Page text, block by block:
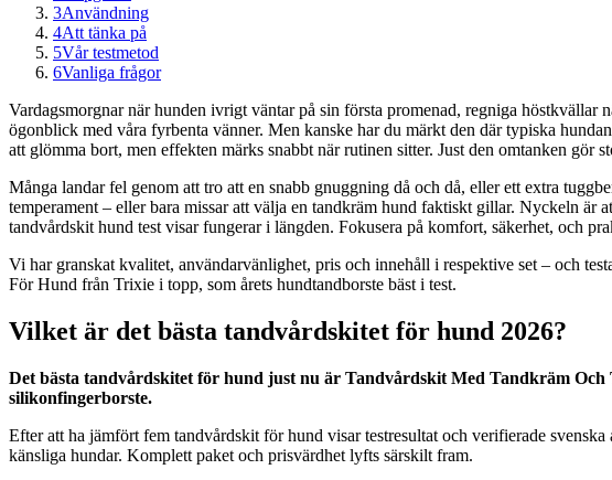
3Användning
4Att tänka på
5Vår testmetod
6Vanliga frågor
Vardagsmorgnar när hunden ivrigt väntar på sin första promenad, regniga
ögonblick med våra fyrbenta vänner. Men kanske har du märkt den där typiska
att glömma bort, men effekten märks snabbt när rutinen sitter. Just den omtanken gör
Många landar fel genom att tro att en snabb gnuggning då och då, eller ett extra
temperament – eller bara missar att välja en tandkräm hund faktiskt gillar. Nyckeln är
tandvårdskit hund test visar fungerar i längden. Fokusera på komfort, säkerhet, och
Vi har granskat kvalitet, användarvänlighet, pris och innehåll i respektive set – och
För Hund från Trixie i topp, som årets hundtandborste bäst i test.
Vilket är det bästa tandvårdskitet för hund 2026?
Det bästa tandvårdskitet för hund just nu är Tandvårdskit Med Tandkräm
silikonfingerborste.
Efter att ha jämfört fem tandvårdskit för hund visar testresultat och verifierade
känsliga hundar. Komplett paket och prisvärdhet lyfts särskilt fram.